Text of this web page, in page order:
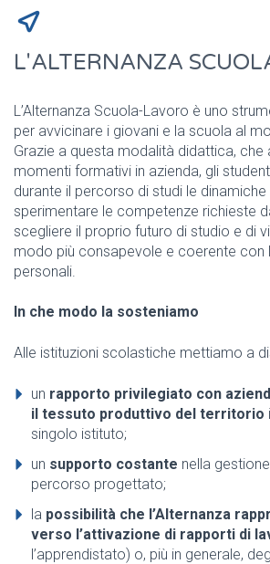


L'ALTERNANZA
L’Alternanza Scuola-Lavoro è uno
per avvicinare i giovani e la scuola al
Grazie a questa modalità didattica, che
momenti formativi in azienda, gli
durante il percorso di studi le
sperimentare le competenze richieste
scegliere il proprio futuro di studio e di
modo più consapevole e coerente con
personali.
In che modo la sosteniamo
Alle istituzioni scolastiche mettiamo a
un rapporto privilegiato con
il tessuto produttivo del territorio
singolo istituto;
un supporto costante nella
percorso progettato;
la possibilità che l’Alternanza
verso l’attivazione di rapporti di
l’apprendistato) o, più in generale,